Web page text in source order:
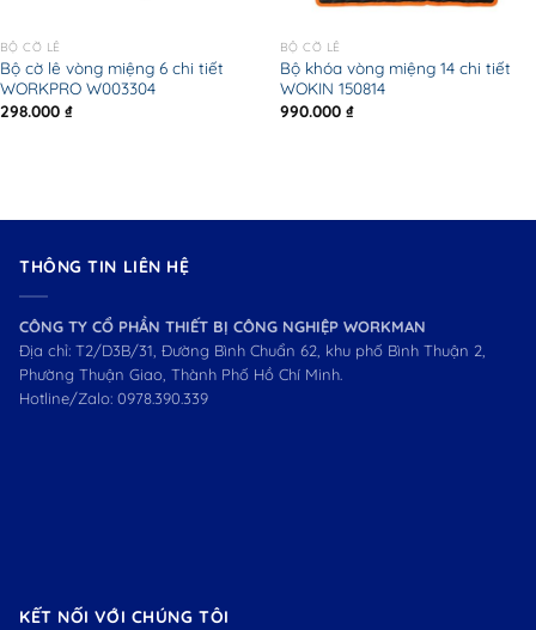
BỘ CỜ LÊ
Bộ cờ lê vòng miệng 6 chi tiết
WORKPRO W003304
298.000 ₫
BỘ CỜ LÊ
Bộ khóa vòng miệng 14 chi tiết
WOKIN 150814
990.000 ₫
THÔNG TIN LIÊN HỆ
CÔNG TY CỔ PHẦN THIẾT BỊ CÔNG NGHIỆP WORKMAN
Địa chỉ: T2/D3B/31, Đường Bình Chuẩn 62, khu phố Bình Thuận 2,
Phường Thuận Giao, Thành Phố Hồ Chí Minh.
Hotline/Zalo: 0978.390.339
KẾT NỐI VỚI CHÚNG TÔI